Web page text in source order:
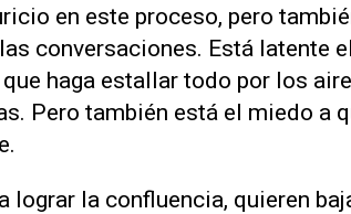
en este proceso, pero
conversaciones. Está latente
haga estallar todo por los
Pero también está el miedo a
lograr la confluencia, quieren